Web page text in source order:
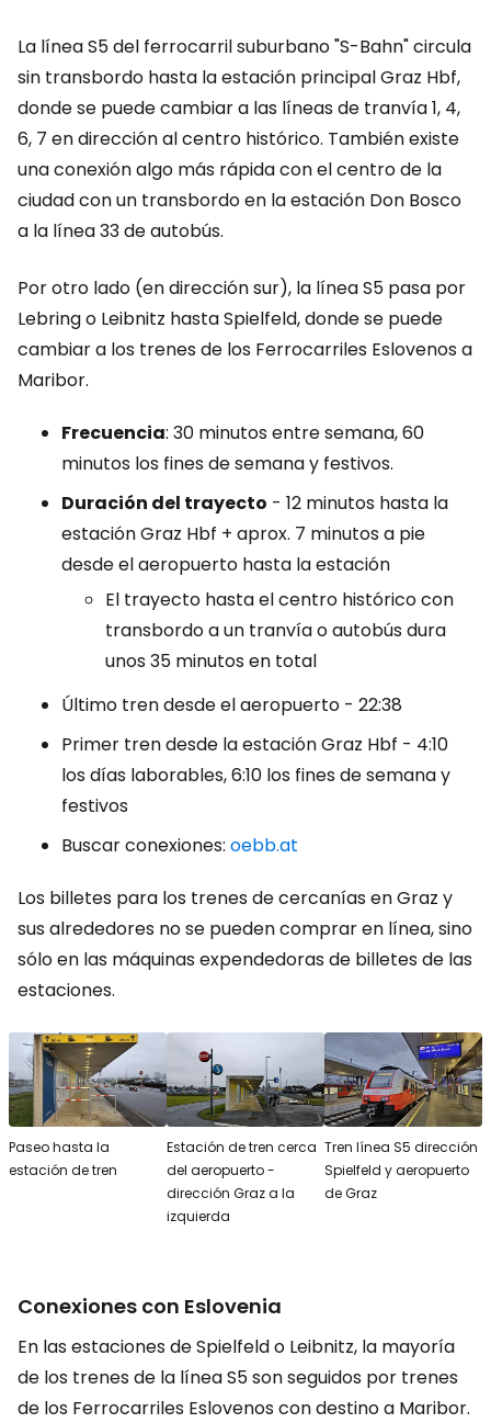
La línea S5 del ferrocarril suburbano "S-Bahn" circula
sin transbordo hasta la estación principal Graz Hbf,
donde se puede cambiar a las líneas de tranvía 1, 4,
6, 7 en dirección al centro histórico. También existe
una conexión algo más rápida con el centro de la
ciudad con un transbordo en la estación Don Bosco
a la línea 33 de autobús.
Por otro lado (en dirección sur), la línea S5 pasa por
Lebring o Leibnitz hasta Spielfeld, donde se puede
cambiar a los trenes de los Ferrocarriles Eslovenos a
Maribor.
Frecuencia: 30 minutos entre semana, 60
minutos los fines de semana y festivos.
Duración del trayecto - 12 minutos hasta la
estación Graz Hbf + aprox. 7 minutos a pie
desde el aeropuerto hasta la estación
El trayecto hasta el centro histórico con
transbordo a un tranvía o autobús dura
unos 35 minutos en total
Último tren desde el aeropuerto - 22:38
Primer tren desde la estación Graz Hbf - 4:10
los días laborables, 6:10 los fines de semana y
festivos
Buscar conexiones: oebb.at
Los billetes para los trenes de cercanías en Graz y
sus alrededores no se pueden comprar en línea, sino
sólo en las máquinas expendedoras de billetes de las
estaciones.
Paseo hasta la
estación de tren
Estación de tren cerca
del aeropuerto -
dirección Graz a la
izquierda
Tren línea S5 dirección
Spielfeld y aeropuerto
de Graz
Conexiones con Eslovenia
En las estaciones de Spielfeld o Leibnitz, la mayoría
de los trenes de la línea S5 son seguidos por trenes
de los Ferrocarriles Eslovenos con destino a Maribor.